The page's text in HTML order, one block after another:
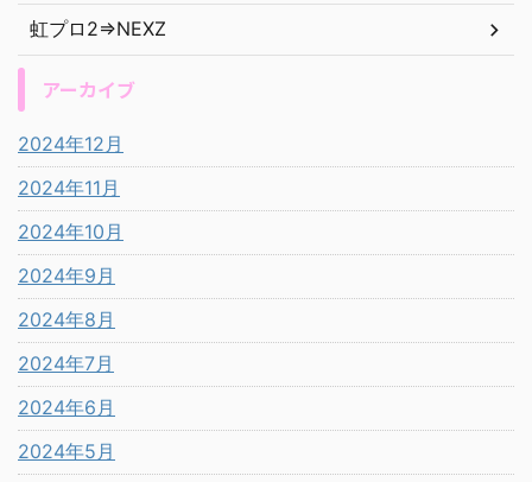
虹プロ2⇒NEXZ
アーカイブ
2024年12月
2024年11月
2024年10月
2024年9月
2024年8月
2024年7月
2024年6月
2024年5月